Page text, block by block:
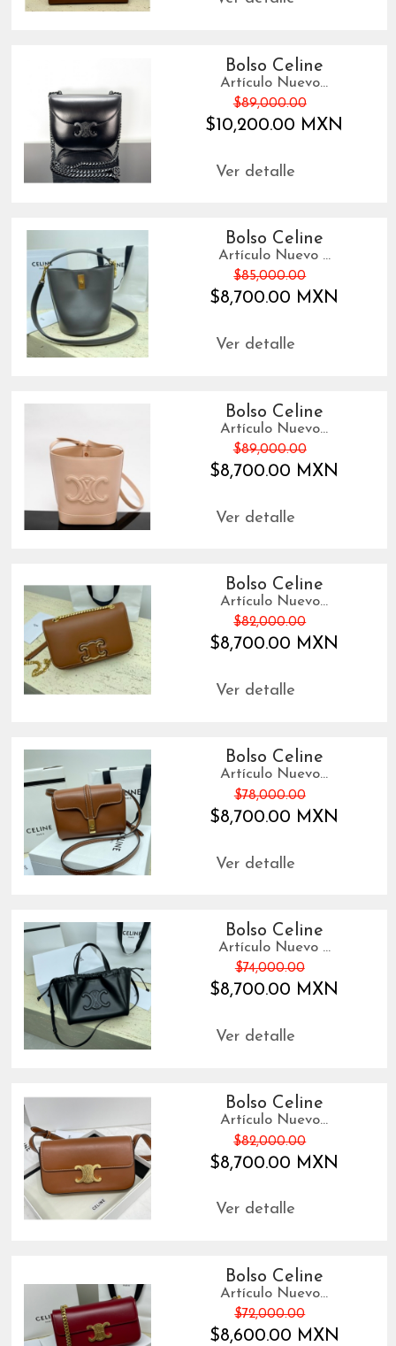
Bolso Celine
Artículo Nuevo...
$89,000.00
$10,200.00 MXN
Ver detalle
Bolso Celine
Artículo Nuevo ...
$85,000.00
$8,700.00 MXN
Ver detalle
Bolso Celine
Artículo Nuevo...
$89,000.00
$8,700.00 MXN
Ver detalle
Bolso Celine
Artículo Nuevo...
$82,000.00
$8,700.00 MXN
Ver detalle
Bolso Celine
Artículo Nuevo...
$78,000.00
$8,700.00 MXN
Ver detalle
Bolso Celine
Artículo Nuevo ...
$74,000.00
$8,700.00 MXN
Ver detalle
Bolso Celine
Artículo Nuevo...
$82,000.00
$8,700.00 MXN
Ver detalle
Bolso Celine
Artículo Nuevo...
$72,000.00
$8,600.00 MXN